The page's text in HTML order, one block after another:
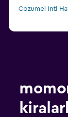
Cozumel Intl